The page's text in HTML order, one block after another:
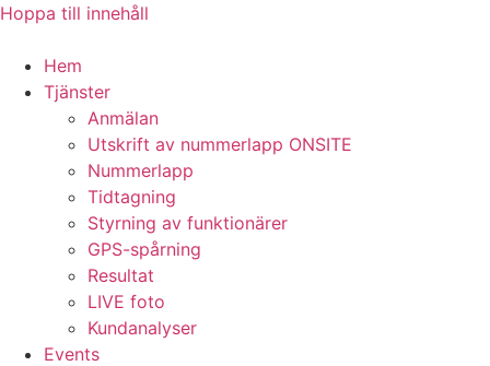
Hoppa till innehåll
Hem
Tjänster
Anmälan
Utskrift av nummerlapp ONSITE
Nummerlapp
Tidtagning
Styrning av funktionärer
GPS-spårning
Resultat
LIVE foto
Kundanalyser
Events